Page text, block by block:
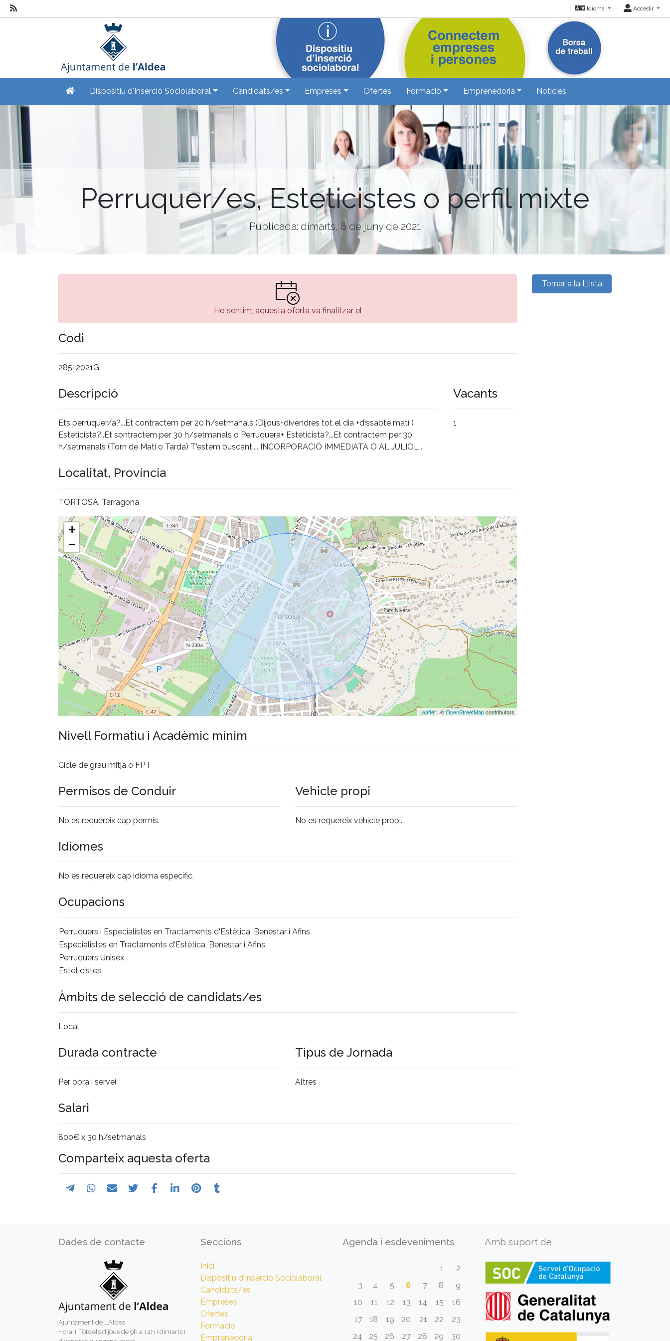
Idioma Accedir
Dispositiu d'Inserció Sociolaboral Candidats/es Empreses Ofertes Formació Emprenedoria Notícies
Perruquer/es, Esteticistes o perfil mixte
Publicada: dimarts, 8 de juny de 2021
Ho sentim, aquesta oferta va finalitzar el
Codi
285-2021G
Descripció
Ets perruquer/a?...Et contractem per 20 h/setmanals (Dijous+divendres tot el dia +dissabte matí )
Esteticista?..Et sontractem per 30 h/setmanals o Perruquera+ Esteticista?...Et contractem per 30
h/setmanals (Torn de Matí o Tarda) T'estem buscant.... INCORPORACIÓ IMMEDIATA O AL JULIOL .
Vacants
1
Localitat, Província
TORTOSA, Tarragona
+
−
Leaflet| ©OpenStreetMapcontributors
Nivell Formatiu i Acadèmic mínim
Cicle de grau mitjà o FP I
Permisos de Conduir
No es requereix cap permís.
Vehicle propi
No es requereix vehicle propi.
Idiomes
No es requereix cap idioma específic.
Ocupacions
Perruquers i Especialistes en Tractaments d'Estètica, Benestar i Afins
Especialistes en Tractaments d'Estètica, Benestar i Afins
Perruquers Unisex
Esteticistes
Àmbits de selecció de candidats/es
Local
Durada contracte
Per obra i servei
Tipus de Jornada
Altres
Salari
800€ x 30 h/setmanals
Comparteix aquesta oferta
Tornar a la Llista
Dades de contacte
Ajuntament de L'Aldea
Horari: Tots els dijous de 9h a 14h i dimarts i
Seccions
Inici
Dispositiu d'Inserció Sociolaboral
Candidats/es
Empreses
Ofertes
Formació
Emprenedoria
Agenda i esdeveniments
1
2
3
4 5 6 7 8
9
10
11 12 13 14 15
16
17
18 19 20 21 22
23
24
25 26 27 28 29 30
Amb suport de